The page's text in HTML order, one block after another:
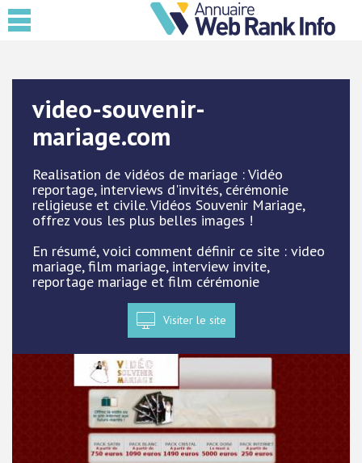
video-souvenir-
mariage.com
Realisation de vidéos de mariage : Vidéo
reportage, interviews d'invités, cérémonie
religieuse et civile. Vidéos Souvenir Mariage,
offrez vous les plus belles images !
En résumé, voici comment définir ce site : video
mariage, film mariage, interview invite,
reportage mariage et film cérémonie
Visiter le site